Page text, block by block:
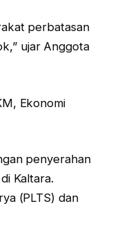
perbatasan
ujar Anggota
Ekonomi
penyerahan
Kaltara.
(PLTS) dan